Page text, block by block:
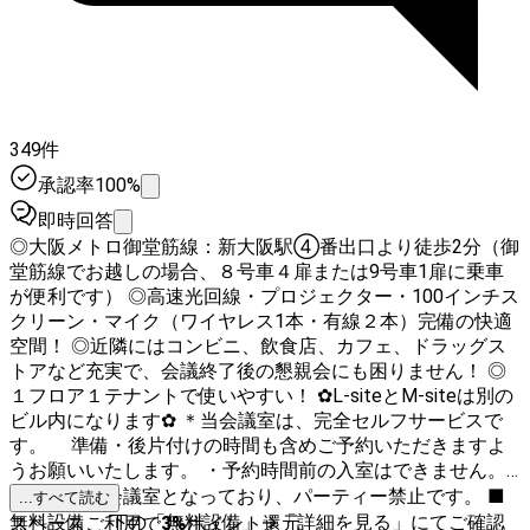
349件
承認率100%
即時回答
◎大阪メトロ御堂筋線：新大阪駅④番出口より徒歩2分（御
堂筋線でお越しの場合、８号車４扉または9号車1扉に乗車
が便利です） ◎高速光回線・プロジェクター・100インチス
クリーン・マイク（ワイヤレス1本・有線２本）完備の快適
空間！ ◎近隣にはコンビニ、飲食店、カフェ、ドラッグス
トアなど充実で、会議終了後の懇親会にも困りません！ ◎
１フロア１テナントで使いやすい！ ✿L-siteとM-siteは別の
ビル内になります✿ ＊当会議室は、完全セルフサービスで
す。 準備・後片付けの時間も含めご予約いただきますよ
うお願いいたします。 ・予約時間前の入室はできません。
・当会場は会議室となっており、パーティー禁止です。 ■
無料設備 下の「無料設備」→「詳細を見る」にてご確認
...すべて読む
スペースご利用で3%ポイント還元